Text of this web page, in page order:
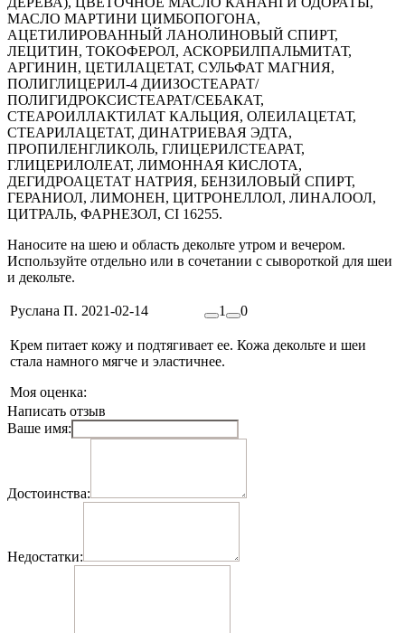
МАСЛО МАРТИНИ ЦИМБОПОГОНА,
АЦЕТИЛИРОВАННЫЙ ЛАНОЛИНОВЫЙ СПИРТ,
ЛЕЦИТИН, ТОКОФЕРОЛ, АСКОРБИЛПАЛЬМИТАТ,
АРГИНИН, ЦЕТИЛАЦЕТАТ, СУЛЬФАТ МАГНИЯ,
ПОЛИГЛИЦЕРИЛ-4 ДИИЗОСТЕАРАТ/
ПОЛИГИДРОКСИСТЕАРАТ/СЕБАКАТ,
СТЕАРОИЛЛАКТИЛАТ КАЛЬЦИЯ, ОЛЕИЛАЦЕТАТ,
СТЕАРИЛАЦЕТАТ, ДИНАТРИЕВАЯ ЭДТА,
ПРОПИЛЕНГЛИКОЛЬ, ГЛИЦЕРИЛСТЕАРАТ,
ГЛИЦЕРИЛОЛЕАТ, ЛИМОННАЯ КИСЛОТА,
ДЕГИДРОАЦЕТАТ НАТРИЯ, БЕНЗИЛОВЫЙ СПИРТ,
ГЕРАНИОЛ, ЛИМОНЕН, ЦИТРОНЕЛЛОЛ, ЛИНАЛООЛ,
ЦИТРАЛЬ, ФАРНЕЗОЛ, CI 16255.
Наносите на шею и область декольте утром и вечером.
Используйте отдельно или в сочетании с сывороткой для шеи
и декольте.
Руслана П. 2021-02-14 1 0
Крем питает кожу и подтягивает ее. Кожа декольте и шеи
стала намного мягче и эластичнее.
Моя оценка:
Написать отзыв
Ваше имя:
Достоинства:
Недостатки: